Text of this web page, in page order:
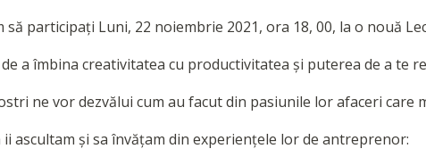
să participați Luni, 22 noiembrie 2021, ora 18, 00, la o nouă
de a îmbina creativitatea cu productivitatea și puterea de a te
ne vor dezvălui cum au facut din pasiunile lor afaceri care
ii ascultam și sa învățam din experiențele lor de antreprenor: